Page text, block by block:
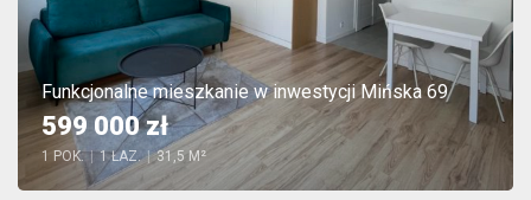
Funkcjonalne mieszkanie w inwestycji Mińska 69
599 000 zł
1 POK. | 1 ŁAZ. | 31,5 M²